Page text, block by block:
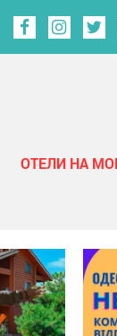
ОТЕЛИ НА